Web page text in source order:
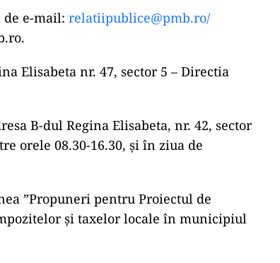
de e-mail: relatiipublice@pmb.ro/
.
Elisabeta nr. 47, sector 5 – Directia
B-dul Regina Elisabeta, nr. 42, sector
orele 08.30-16.30, și în ziua de
”Propuneri pentru Proiectul de
și taxelor locale în municipiul